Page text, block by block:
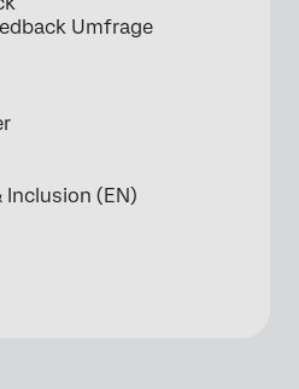
Umfrage
Inclusion (EN)